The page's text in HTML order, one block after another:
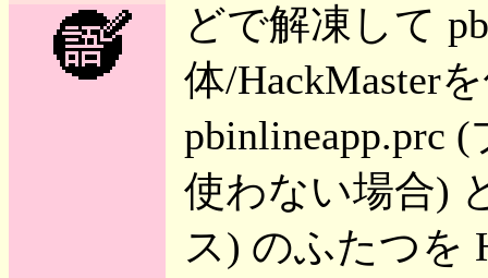
どで解凍して
体/HackMaster
pbinlineapp.prc
使わない場合)
ス) のふたつを